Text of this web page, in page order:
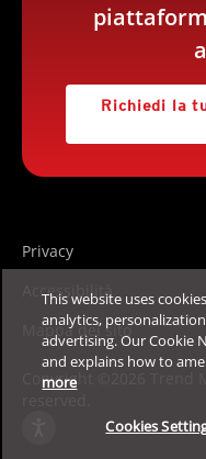
Richiedi la
Privacy
Accessibilità
Mappa del sito
Copyright ©2026 Trend
This website uses
analytics,
advertising. Our Cookie
and explains how to
more
Cookies